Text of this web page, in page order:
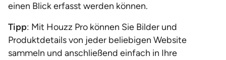
einen Blick erfasst werden können.
Tipp: Mit Houzz Pro können Sie Bilder und
Produktdetails von jeder beliebigen Website
sammeln und anschließend einfach in Ihre